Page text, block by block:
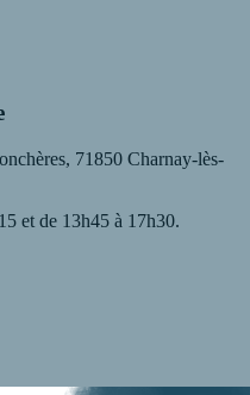
71850 Charnay-lès-
et de 13h45 à 17h30.